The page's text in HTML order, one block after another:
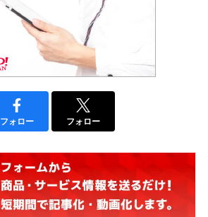
フォロー フォロー